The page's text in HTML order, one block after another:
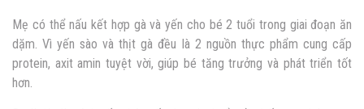
Mẹ có thể nấu kết hợp gà và yến cho bé 2 tuổi trong giai đoạn ăn
dặm. Vì yến sào và thịt gà đều là 2 nguồn thực phẩm cung cấp
protein, axit amin tuyệt vời, giúp bé tăng trưởng và phát triển tốt
hơn.